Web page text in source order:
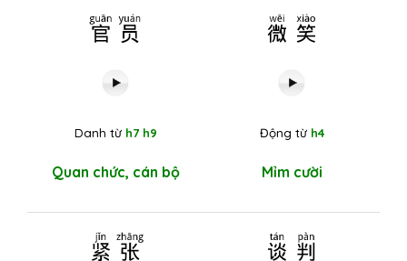
官员
Danh từ h7 h9
Quan chức, cán bộ
微笑
Động từ h4
Mỉm cười
紧张 谈判